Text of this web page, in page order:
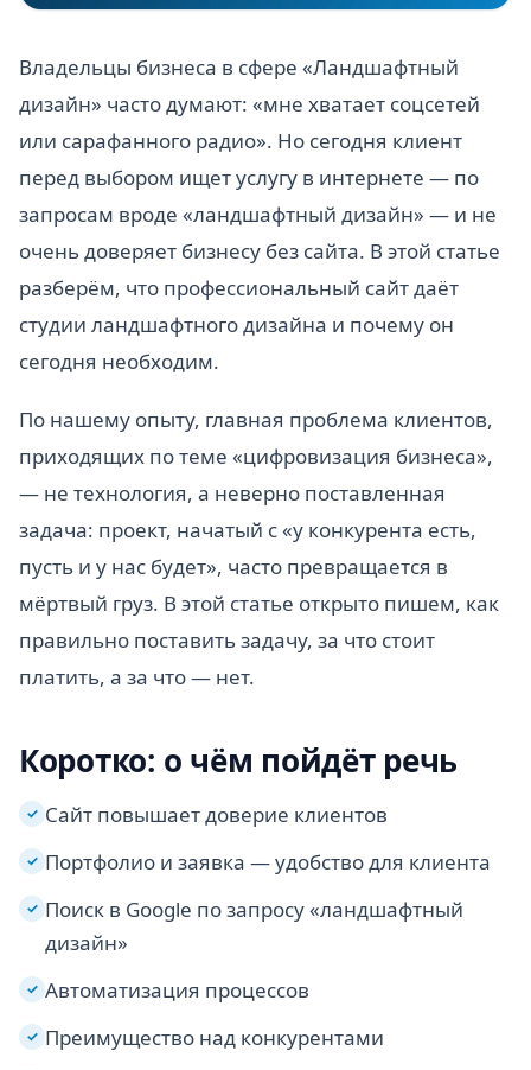
Владельцы бизнеса в сфере «Ландшафтный
дизайн» часто думают: «мне хватает соцсетей
или сарафанного радио». Но сегодня клиент
перед выбором ищет услугу в интернете — по
запросам вроде «ландшафтный дизайн» — и не
очень доверяет бизнесу без сайта. В этой статье
разберём, что профессиональный сайт даёт
студии ландшафтного дизайна и почему он
сегодня необходим.
По нашему опыту, главная проблема клиентов,
приходящих по теме «цифровизация бизнеса»,
— не технология, а неверно поставленная
задача: проект, начатый с «у конкурента есть,
пусть и у нас будет», часто превращается в
мёртвый груз. В этой статье открыто пишем, как
правильно поставить задачу, за что стоит
платить, а за что — нет.
Коротко: о чём пойдёт речь
✓ Сайт повышает доверие клиентов
✓ Портфолио и заявка — удобство для клиента
✓ Поиск в Google по запросу «ландшафтный
дизайн»
✓ Автоматизация процессов
✓ Преимущество над конкурентами